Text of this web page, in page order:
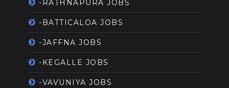
-RATHNAPURA JOBS
-BATTICALOA JOBS
-JAFFNA JOBS
-KEGALLE JOBS
-VAVUNIYA JOBS